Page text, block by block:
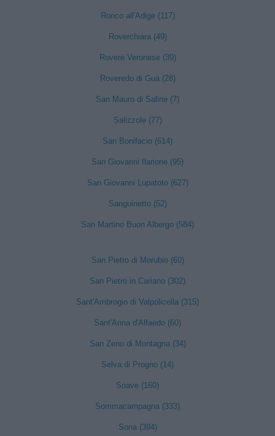
Ronco all'Adige (117)
Roverchiara (49)
Roverè Veronese (39)
Roveredo di Guà (28)
San Mauro di Saline (7)
Salizzole (77)
San Bonifacio (614)
San Giovanni Ilarione (95)
San Giovanni Lupatoto (627)
Sanguinetto (52)
San Martino Buon Albergo (584)
San Pietro di Morubio (60)
San Pietro in Cariano (302)
Sant'Ambrogio di Valpolicella (315)
Sant'Anna d'Alfaedo (60)
San Zeno di Montagna (34)
Selva di Progno (14)
Soave (160)
Sommacampagna (333)
Sona (394)